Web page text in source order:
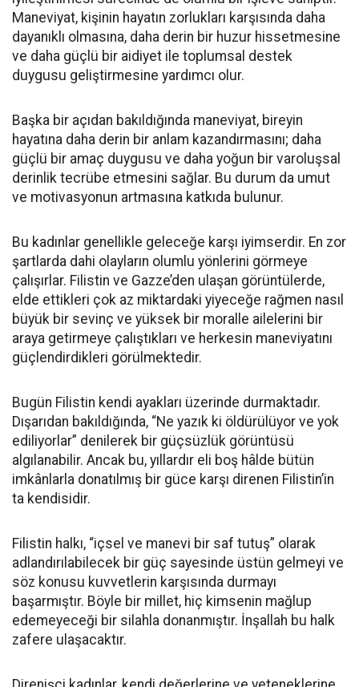
Maneviyat, kişinin hayatın zorlukları karşısında daha
dayanıklı olmasına, daha derin bir huzur hissetmesine
ve daha güçlü bir aidiyet ile toplumsal destek
duygusu geliştirmesine yardımcı olur.
Başka bir açıdan bakıldığında maneviyat, bireyin
hayatına daha derin bir anlam kazandırmasını; daha
güçlü bir amaç duygusu ve daha yoğun bir varoluşsal
derinlik tecrübe etmesini sağlar. Bu durum da umut
ve motivasyonun artmasına katkıda bulunur.
Bu kadınlar genellikle geleceğe karşı iyimserdir. En zor
şartlarda dahi olayların olumlu yönlerini görmeye
çalışırlar. Filistin ve Gazze’den ulaşan görüntülerde,
elde ettikleri çok az miktardaki yiyeceğe rağmen nasıl
büyük bir sevinç ve yüksek bir moralle ailelerini bir
araya getirmeye çalıştıkları ve herkesin maneviyatını
güçlendirdikleri görülmektedir.
Bugün Filistin kendi ayakları üzerinde durmaktadır.
Dışarıdan bakıldığında, “Ne yazık ki öldürülüyor ve yok
ediliyorlar” denilerek bir güçsüzlük görüntüsü
algılanabilir. Ancak bu, yıllardır eli boş hâlde bütün
imkânlarla donatılmış bir güce karşı direnen Filistin’in
ta kendisidir.
Filistin halkı, “içsel ve manevi bir saf tutuş” olarak
adlandırılabilecek bir güç sayesinde üstün gelmeyi ve
söz konusu kuvvetlerin karşısında durmayı
başarmıştır. Böyle bir millet, hiç kimsenin mağlup
edemeyeceği bir silahla donanmıştır. İnşallah bu halk
zafere ulaşacaktır.